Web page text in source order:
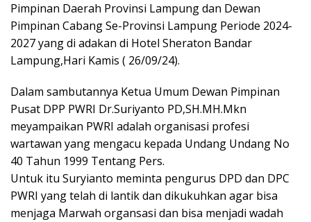
Pimpinan Daerah Provinsi Lampung dan Dewan
Pimpinan Cabang Se-Provinsi Lampung Periode 2024-
2027 yang di adakan di Hotel Sheraton Bandar
Lampung,Hari Kamis ( 26/09/24).
Dalam sambutannya Ketua Umum Dewan Pimpinan
Pusat DPP PWRI Dr.Suriyanto PD,SH.MH.Mkn
meyampaikan PWRI adalah organisasi profesi
wartawan yang mengacu kepada Undang Undang No
40 Tahun 1999 Tentang Pers.
Untuk itu Suryianto meminta pengurus DPD dan DPC
PWRI yang telah di lantik dan dikukuhkan agar bisa
menjaga Marwah organsasi dan bisa menjadi wadah